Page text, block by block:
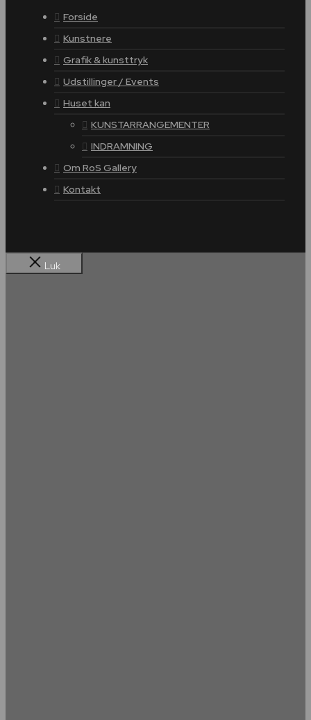
Forside
Kunstnere
Grafik & kunsttryk
Udstillinger / Events
Huset kan
KUNSTARRANGEMENTER
INDRAMNING
Om RoS Gallery
Kontakt
Luk